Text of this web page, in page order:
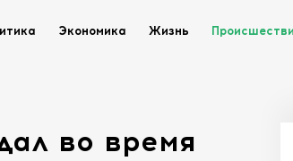
Экономика Жизнь
во время